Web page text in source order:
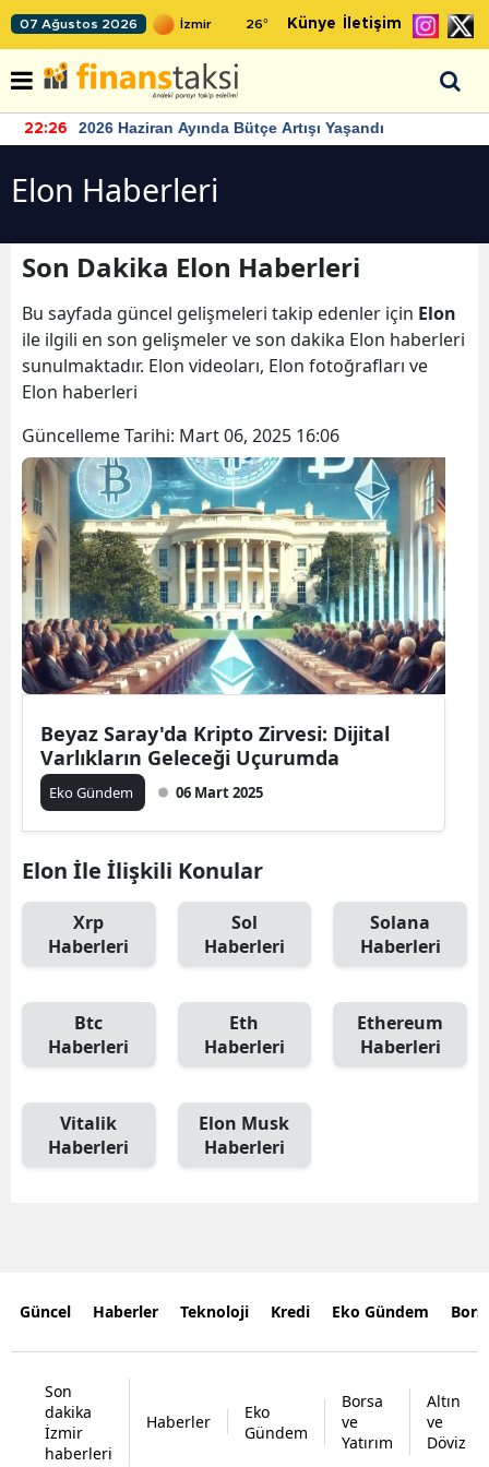
07 Ağustos 2026 26° Künye İletişim
22:26 2026 Haziran Ayında Bütçe Artışı Yaşandı
Elon Haberleri
Son Dakika Elon Haberleri
Bu sayfada güncel gelişmeleri takip edenler için Elon
ile ilgili en son gelişmeler ve son dakika Elon haberleri
sunulmaktadır. Elon videoları, Elon fotoğrafları ve
Elon haberleri
Güncelleme Tarihi: Mart 06, 2025 16:06
Beyaz Saray'da Kripto Zirvesi: Dijital
Varlıkların Geleceği Uçurumda
Eko Gündem 06 Mart 2025
Elon İle İlişkili Konular
Xrp
Haberleri
Sol
Haberleri
Solana
Haberleri
Btc
Haberleri
Eth
Haberleri
Ethereum
Haberleri
Vitalik
Haberleri
Elon Musk
Haberleri
Güncel Haberler Teknoloji Kredi Eko Gündem
Son
dakika
İzmir
haberleri
Haberler
Eko
Gündem
Borsa
ve
Yatırım
Altın
ve
Döviz